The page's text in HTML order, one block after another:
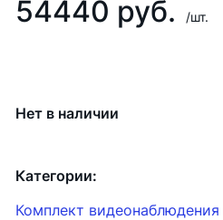
54440 руб. /шт.
Категории:
Комплект
Нет в наличии